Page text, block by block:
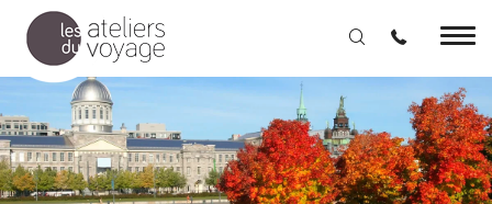
Aller au contenu principal